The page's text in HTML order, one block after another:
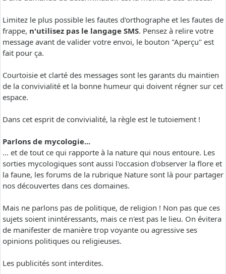
Limitez le plus possible les fautes d'orthographe et les fautes de
frappe, n'utilisez pas le langage SMS. Pensez à relire votre
message avant de valider votre envoi, le bouton "Aperçu" est
fait pour ça.
Courtoisie et clarté des messages sont les garants du maintien
de la convivialité et la bonne humeur qui doivent régner sur cet
espace.
Dans cet esprit de convivialité, la règle est le tutoiement !
Parlons de mycologie...
... et de tout ce qui rapporte à la nature qui nous entoure. Les
sorties mycologiques sont aussi l'occasion d'observer la flore et
la faune, les forums de la rubrique Nature sont là pour partager
nos découvertes dans ces domaines.
Mais ne parlons pas de politique, de religion ! Non pas que ces
sujets soient inintéressants, mais ce n'est pas le lieu. On évitera
de manifester de manière trop voyante ou agressive ses
opinions politiques ou religieuses.
Les publicités sont interdites.